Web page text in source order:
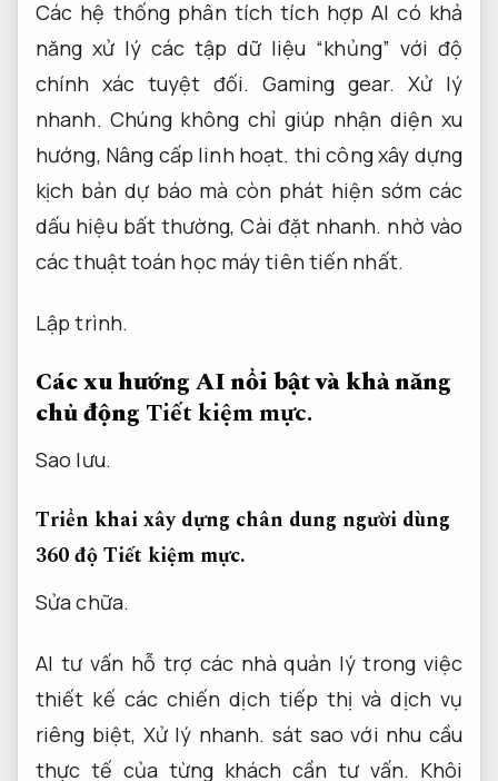
Các hệ thống phân tích tích hợp AI có khả
năng xử lý các tập dữ liệu “khủng” với độ
chính xác tuyệt đối. Gaming gear. Xử lý
nhanh. Chúng không chỉ giúp nhận diện xu
hướng, Nâng cấp linh hoạt. thi công xây dựng
kịch bản dự báo mà còn phát hiện sớm các
dấu hiệu bất thường,Cài đặt nhanh. nhờ vào
các thuật toán học máy tiên tiến nhất.
Lập trình.
Các xu hướng AI nổi bật và khả năng
chủ động Tiết kiệm mực.
Sao lưu.
Triển khai xây dựng chân dung người dùng
360 độTiết kiệm mực.
Sửa chữa.
AI tư vấn hỗ trợ các nhà quản lý trong việc
thiết kế các chiến dịch tiếp thị và dịch vụ
riêng biệt, Xử lý nhanh. sát sao với nhu cầu
thực tế của từng khách cần tư vấn. Khôi